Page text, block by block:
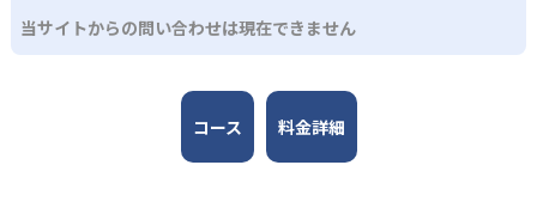
当サイトからの問い合わせは現在できません
コース 料金詳細